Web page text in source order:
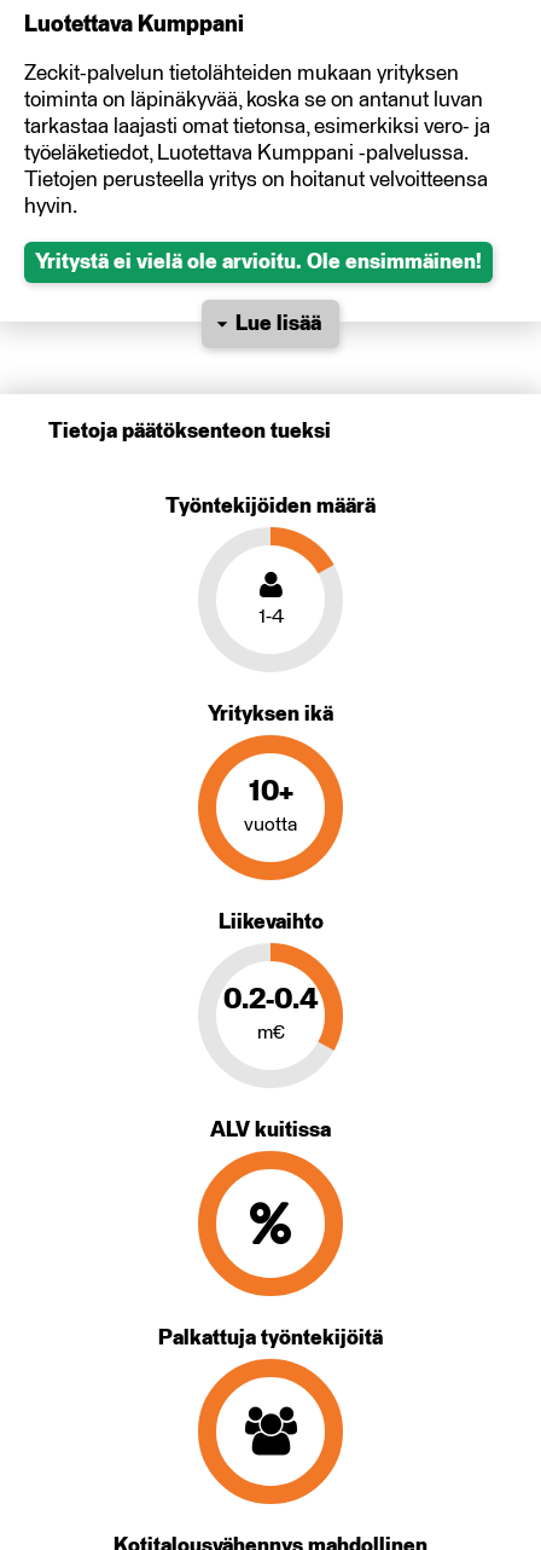
Luotettava Kumppani
Zeckit-palvelun tietolähteiden mukaan yrityksen
toiminta on läpinäkyvää, koska se on antanut luvan
tarkastaa laajasti omat tietonsa, esimerkiksi vero- ja
työeläketiedot, Luotettava Kumppani -palvelussa.
Tietojen perusteella yritys on hoitanut velvoitteensa
hyvin.
Yritystä ei vielä ole arvioitu. Ole ensimmäinen!
Lue lisää
Tietoja päätöksenteon tueksi
Työntekijöiden määrä
1-4
Yrityksen ikä
10+
vuotta
Liikevaihto
0.2-0.4
m€
ALV kuitissa
Palkattuja työntekijöitä